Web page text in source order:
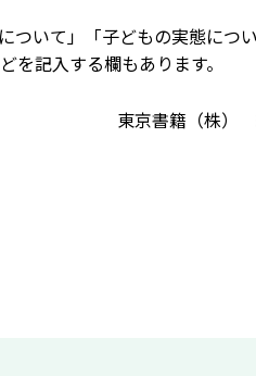
ついて」「子どもの実態につ
記入する欄もあります。
東京書籍（株）